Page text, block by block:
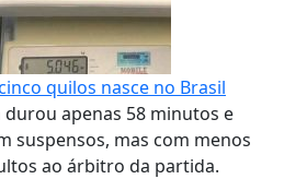
quilos nasce no Brasil
apenas 58 minutos e
suspensos, mas com menos
ao árbitro da partida.